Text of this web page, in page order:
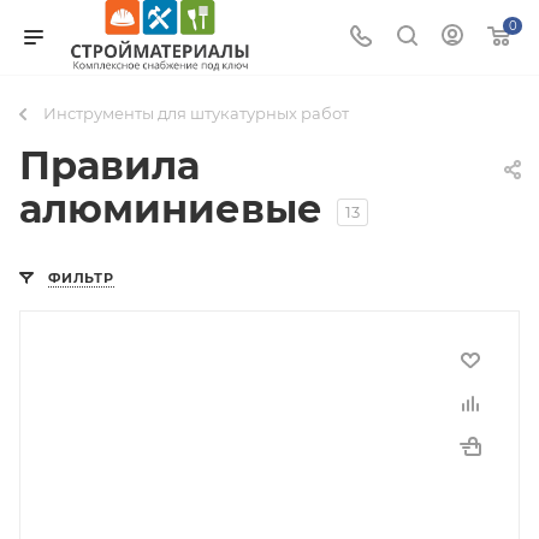
0
Инструменты для штукатурных работ
Правила
алюминиевые
13
ФИЛЬТР